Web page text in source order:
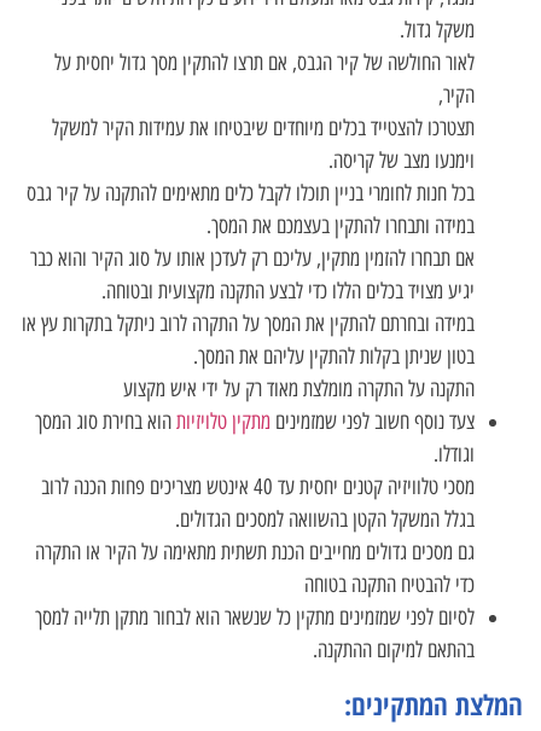
משקל גדול.
לאור החולשה של קיר הגבס, אם תרצו להתקין מסך גדול יחסית על
הקיר,
תצטרכו להצטייד בכלים מיוחדים שיבטיחו את עמידות הקיר למשקל
וימנעו מצב של קריסה.
בכל חנות לחומרי בניין תוכלו לקבל כלים מתאימים להתקנה על קיר גבס
במידה ותבחרו להתקין בעצמכם את המסך.
אם תבחרו להזמין מתקין, עליכם רק לעדכן אותו על סוג הקיר והוא כבר
יגיע מצויד בכלים הללו כדי לבצע התקנה מקצועית ובטוחה.
במידה ובחרתם להתקין את המסך על התקרה לרוב ניתקל בתקרות עץ או
בטון שניתן בקלות להתקין עליהם את המסך.
התקנה על התקרה מומלצת מאוד רק על ידי איש מקצוע
צעד נוסף חשוב לפני שמזמינים מתקין טלויזיותהוא בחירת סוג המסך
וגודלו.
מסכי טלוויזיה קטנים יחסית עד 40 אינטש מצריכים פחות הכנה לרוב
בגלל המשקל הקטן בהשוואה למסכים הגדולים.
גם מסכים גדולים מחייבים הכנת תשתית מתאימה על הקיר או התקרה
כדי להבטיח התקנה בטוחה
לסיום לפני שמזמינים מתקין כל שנשאר הוא לבחור מתקן תלייה למסך
בהתאם למיקום ההתקנה.
המלצת המתקינים: